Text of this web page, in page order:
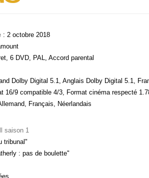
: 2 octobre 2018
6 DVD, PAL, Accord parental
Dolby Digital 5.1, Anglais Dolby Digital 5.1,
16/9 compatible 4/3, Format cinéma respecté
Français, Néerlandais
saison 1
tribunal"
: pas de boulette"